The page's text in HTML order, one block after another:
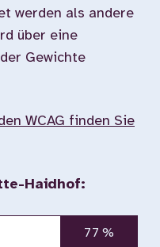
werden als andere
über eine
Gewichte
WCAG finden Sie
Haidhof:
77 %